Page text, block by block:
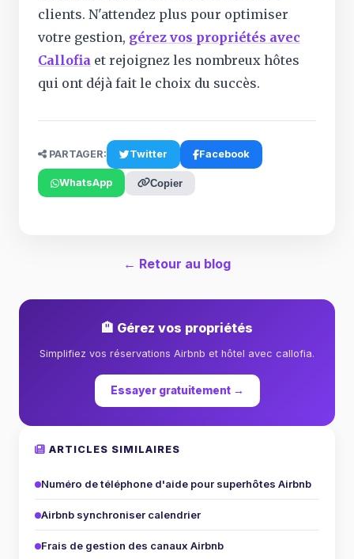
clients. N'attendez plus pour optimiser
votre gestion, gérez vos propriétés avec
Callofia et rejoignez les nombreux hôtes
qui ont déjà fait le choix du succès.
PARTAGER: Twitter Facebook
WhatsApp Copier
← Retour au blog
🏨 Gérez vos propriétés
Simplifiez vos réservations Airbnb et hôtel avec callofia.
Essayer gratuitement →
ARTICLES SIMILAIRES
Numéro de téléphone d'aide pour superhôtes Airbnb
Airbnb synchroniser calendrier
Frais de gestion des canaux Airbnb